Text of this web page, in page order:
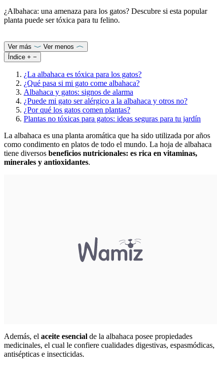
¿Albahaca: una amenaza para los gatos? Descubre si esta popular
planta puede ser tóxica para tu felino.
Ver más
Ver menos
Índice + −
¿La albahaca es tóxica para los gatos?
¿Qué pasa si mi gato come albahaca?
Albahaca y gatos: signos de alarma
¿Puede mi gato ser alérgico a la albahaca y otros no?
¿Por qué los gatos comen plantas?
Plantas no tóxicas para gatos: ideas seguras para tu jardín
La albahaca es una planta aromática que ha sido utilizada por años
como condimento en platos de todo el mundo. La hoja de albahaca
tiene diversos beneficios nutricionales: es rica en vitaminas,
minerales y antioxidantes.
Además, el aceite esencial de la albahaca posee propiedades
medicinales, el cual le confiere cualidades digestivas, espasmódicas,
antisépticas e insecticidas.